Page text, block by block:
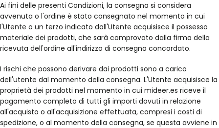
Ai fini delle presenti Condizioni, la consegna si considera
avvenuta o l'ordine è stato consegnato nel momento in cui
l'Utente o un terzo indicato dall'Utente acquisisce il possesso
materiale dei prodotti, che sarà comprovato dalla firma della
ricevuta dell'ordine all'indirizzo di consegna concordato.
I rischi che possono derivare dai prodotti sono a carico
dell'utente dal momento della consegna. L'Utente acquisisce la
proprietà dei prodotti nel momento in cui mideer.es riceve il
pagamento completo di tutti gli importi dovuti in relazione
all'acquisto o all'acquisizione effettuata, compresi i costi di
spedizione, o al momento della consegna, se questa avviene in